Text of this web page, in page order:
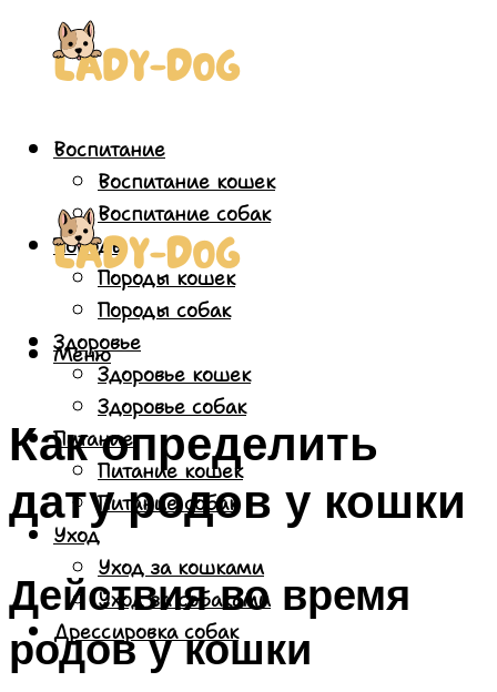
Воспитание
Воспитание кошек
Воспитание собак
Породы
Породы кошек
Породы собак
Здоровье
Здоровье кошек
Здоровье собак
Питание
Питание кошек
Питание собак
Уход
Уход за кошками
Уход за собаками
Дрессировка собак
Меню
Как определить
дату родов у кошки
Действия во время
родов у кошки